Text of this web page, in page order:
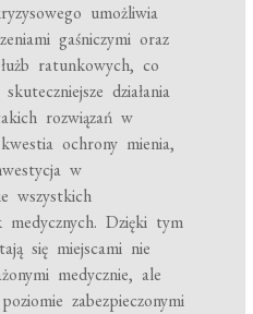
umożliwia
gaśniczymi oraz
ratunkowych, co
działania
rozwiązań w
ochrony mienia,
w
wszystkich
Dzięki tym
się miejscami nie
medycznie, ale
zabezpieczonymi